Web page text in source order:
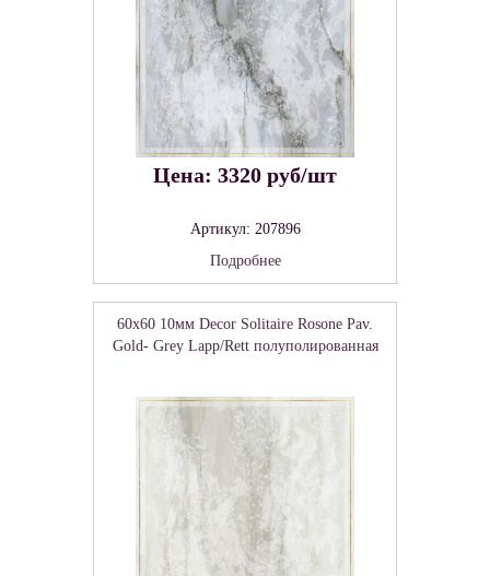
Цена: 3320 руб/шт
Артикул: 207896
Подробнее
60x60 10мм Decor Solitaire Rosone Pav.
Gold- Grey Lapp/Rett полуполированная